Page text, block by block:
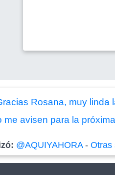
Rosana, muy linda
me avisen para la
@AQUIYAHORA-Otras